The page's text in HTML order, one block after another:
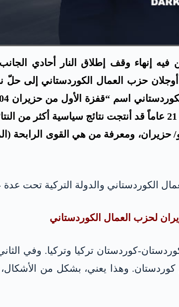
بكك بيانًا أعلن فيه إنهاء وقف إطلاق النار
وفي 27 فبراير/ شباط 2025، دعا عبد الله أوجلان حزب العمال
فترة الصراع هذه عن تداعيات ونتائج عديدة للكورد، بل إن مرحلة الصراع هذه ذات الـ 21 عاماً
حزيران، ومعرفة من هي القوى الرابحة
وهذا يعني، بشكل من الأشكال،